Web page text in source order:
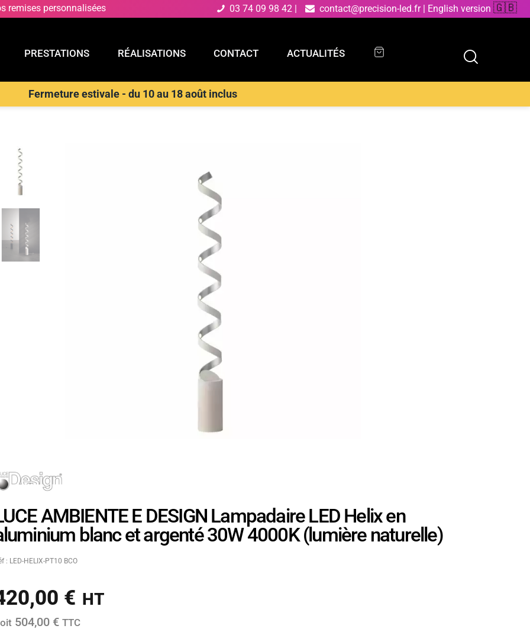
remises personnalisées 03 74 09 98 42 | contact@precision-led.fr | English version 🇬🇧
PRESTATIONS RÉALISATIONS CONTACT ACTUALITÉS
Fermeture estivale - du 10 au 18 août inclus
PRESTATIONS RÉALISATIONS CONTACT
>LUCE AMBIENTE E DESIGN Lampadaire LED Helix en aluminium blanc et argenté 30W 4000K (lumière
AMBIENTE E DESIGN Lampadaire LED Helix en
blanc et argenté 30W 4000K (lumière naturelle)
: LED-HELIX-PT10 BCO
€ HT
504,00 € TTC